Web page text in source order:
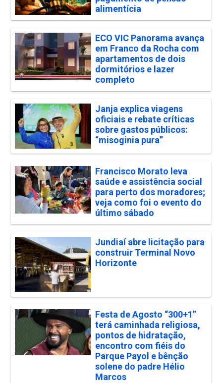
alimentícia
ECO VIC Panorama avança
em Franco da Rocha com
apartamentos de dois
dormitórios e lazer
completo
Janja explica viagens
oficiais e rebate críticas
sobre gastos públicos:
“misoginia pura”
Francisco Morato leva
saúde e assistência social
para perto dos moradores;
veja como foi o evento do
último sábado
Jundiaí abre licitação para
construir Terminal Novo
Horizonte
Festa de Agosto “300+1”
terá caminhada religiosa,
pontos de hidratação,
encontro com fiéis do
Parque Payol e bênção
solene do padre Hélio
Marcos